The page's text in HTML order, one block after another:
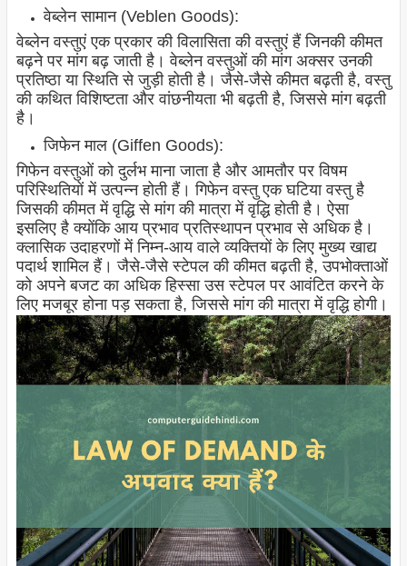
वेब्लेन सामान (Veblen Goods):
वेब्लेन वस्तुएं एक प्रकार की विलासिता की वस्तुएं हैं जिनकी कीमत
बढ़ने पर मांग बढ़ जाती है। वेब्लेन वस्तुओं की मांग अक्सर उनकी
प्रतिष्ठा या स्थिति से जुड़ी होती है। जैसे-जैसे कीमत बढ़ती है, वस्तु
की कथित विशिष्टता और वांछनीयता भी बढ़ती है, जिससे मांग बढ़ती
है।
जिफेन माल (Giffen Goods):
गिफेन वस्तुओं को दुर्लभ माना जाता है और आमतौर पर विषम
परिस्थितियों में उत्पन्न होती हैं। गिफेन वस्तु एक घटिया वस्तु है
जिसकी कीमत में वृद्धि से मांग की मात्रा में वृद्धि होती है। ऐसा
इसलिए है क्योंकि आय प्रभाव प्रतिस्थापन प्रभाव से अधिक है।
क्लासिक उदाहरणों में निम्न-आय वाले व्यक्तियों के लिए मुख्य खाद्य
पदार्थ शामिल हैं। जैसे-जैसे स्टेपल की कीमत बढ़ती है, उपभोक्ताओं
को अपने बजट का अधिक हिस्सा उस स्टेपल पर आवंटित करने के
लिए मजबूर होना पड़ सकता है, जिससे मांग की मात्रा में वृद्धि होगी।